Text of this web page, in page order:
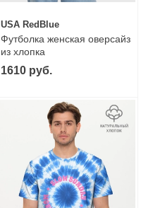
USA RedBlue
Футболка женская оверсайз
из хлопка
1610 руб.